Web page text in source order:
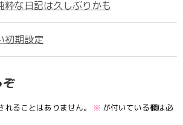
粋な日記は久しぶりかも
初期設定
ぞ
ることはありません。 ※ が付いている欄は必